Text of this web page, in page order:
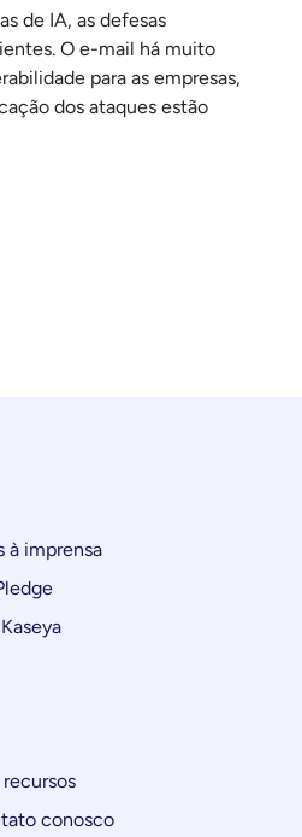
de IA, as defesas
O e-mail há muito
para as empresas,
dos ataques estão
à imprensa
conosco